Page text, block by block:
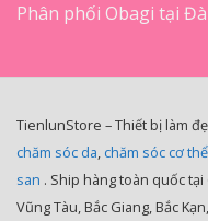
Phân phối Obagi tại
TienlunStore – Thiết bị làm
chăm sóc da, chăm sóc cơ thể
san . Ship hàng toàn quốc tại
Vũng Tàu, Bắc Giang, Bắc